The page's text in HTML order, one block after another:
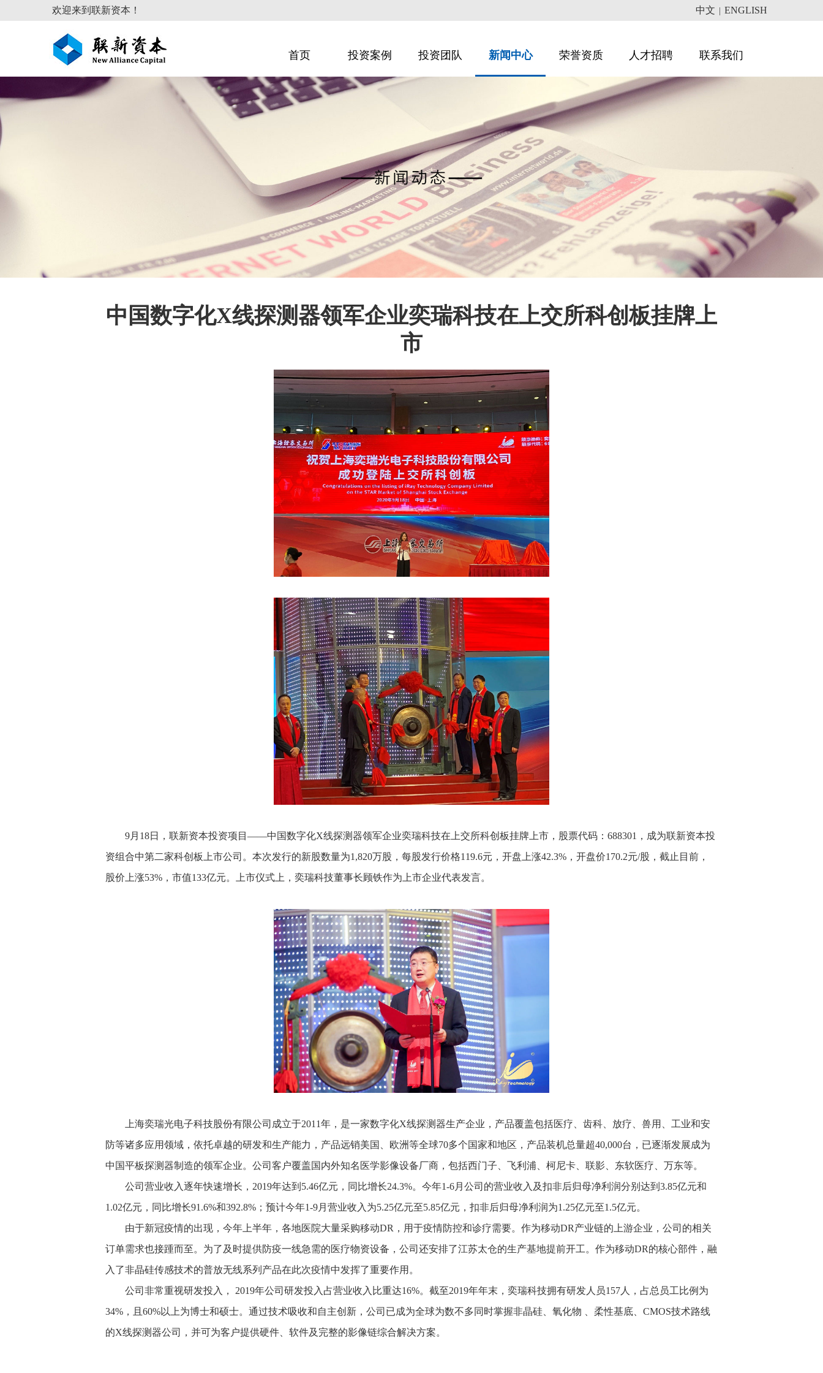
欢迎来到联新资本！ 中文 | ENGLISH
首页 投资案例 投资团队 新闻中心 荣誉资质 人才招聘 联系我们
中国数字化X线探测器领军企业奕瑞科技在上交所科创板挂牌上
市
9月18日，联新资本投资项目——中国数字化X线探测器领军企业奕瑞科技在上交所科创板挂牌上市，股票代码：688301，成为联新资本投
资组合中第二家科创板上市公司。本次发行的新股数量为1,820万股，每股发行价格119.6元，开盘上涨42.3%，开盘价170.2元/股，截止目前，
股价上涨53%，市值133亿元。上市仪式上，奕瑞科技董事长顾铁作为上市企业代表发言。
上海奕瑞光电子科技股份有限公司成立于2011年，是一家数字化X线探测器生产企业，产品覆盖包括医疗、齿科、放疗、兽用、工业和安
防等诸多应用领域，依托卓越的研发和生产能力，产品远销美国、欧洲等全球70多个国家和地区，产品装机总量超40,000台，已逐渐发展成为
中国平板探测器制造的领军企业。公司客户覆盖国内外知名医学影像设备厂商，包括西门子、飞利浦、柯尼卡、联影、东软医疗、万东等。
公司营业收入逐年快速增长，2019年达到5.46亿元，同比增长24.3%。今年1-6月公司的营业收入及扣非后归母净利润分别达到3.85亿元和
1.02亿元，同比增长91.6%和392.8%；预计今年1-9月营业收入为5.25亿元至5.85亿元，扣非后归母净利润为1.25亿元至1.5亿元。
由于新冠疫情的出现，今年上半年，各地医院大量采购移动DR，用于疫情防控和诊疗需要。作为移动DR产业链的上游企业，公司的相关
订单需求也接踵而至。为了及时提供防疫一线急需的医疗物资设备，公司还安排了江苏太仓的生产基地提前开工。作为移动DR的核心部件，融
入了非晶硅传感技术的普放无线系列产品在此次疫情中发挥了重要作用。
公司非常重视研发投入， 2019年公司研发投入占营业收入比重达16%。截至2019年年末，奕瑞科技拥有研发人员157人，占总员工比例为
34%，且60%以上为博士和硕士。通过技术吸收和自主创新，公司已成为全球为数不多同时掌握非晶硅、氧化物 、柔性基底、CMOS技术路线
的X线探测器公司，并可为客户提供硬件、软件及完整的影像链综合解决方案。